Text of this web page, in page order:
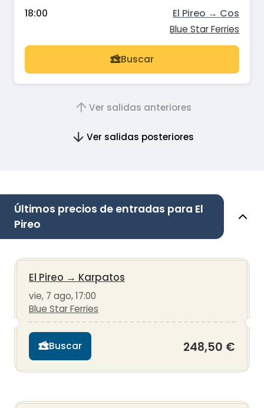
18:00 El Pireo → Cos
Blue Star Ferries
Buscar
Ver salidas anteriores
Ver salidas posteriores
Últimos precios de entradas para El
Pireo
El Pireo → Karpatos
vie, 7 ago, 17:00
Blue Star Ferries
Buscar 248,50 €